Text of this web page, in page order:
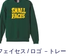
ェイセス / ロゴ －トレー